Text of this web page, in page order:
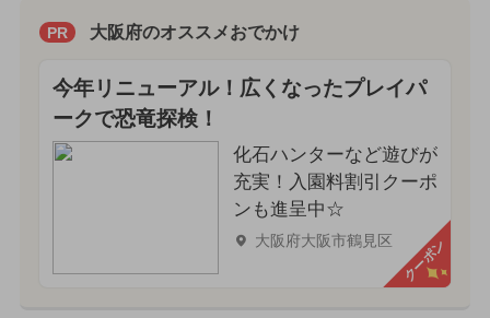
PR 大阪府のオススメおでかけ
今年リニューアル！広くなったプレイパ
ークで恐竜探検！
化石ハンターなど遊びが
充実！入園料割引クーポ
ンも進呈中☆
大阪府大阪市鶴見区 クーポン